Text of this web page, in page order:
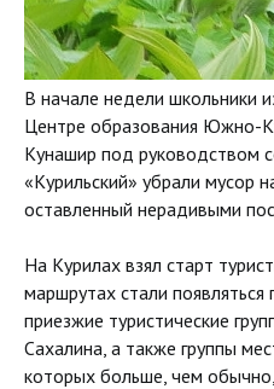
В начале недели школьники
Центре образования Южно-
Кунашир под руководством
«Курильский» убрали мусор
оставленный нерадивыми
На Курилах взял старт
маршрутах стали
приезжие туристические
Сахалина, а также группы
которых больше, чем